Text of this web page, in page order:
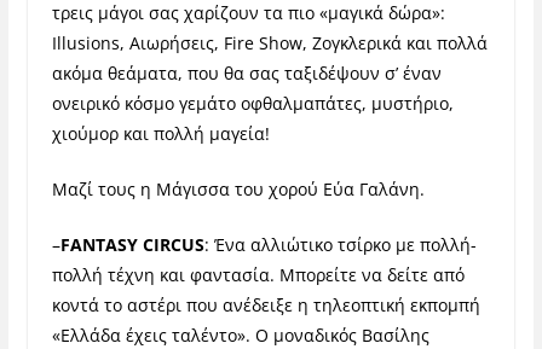
τρεις μάγοι σας χαρίζουν τα πιο «μαγικά δώρα»:
Illusions, Αιωρήσεις, Fire Show, Ζογκλερικά και πολλά
ακόμα θεάματα, που θα σας ταξιδέψουν σ’ έναν
ονειρικό κόσμο γεμάτο οφθαλμαπάτες, μυστήριο,
χιούμορ και πολλή μαγεία!
Μαζί τους η Μάγισσα του χορού Εύα Γαλάνη.
–FANTASY CIRCUS: Ένα αλλιώτικο τσίρκο με πολλή-
πολλή τέχνη και φαντασία. Μπορείτε να δείτε από
κοντά το αστέρι που ανέδειξε η τηλεοπτική εκπομπή
«Ελλάδα έχεις ταλέντο». Ο μοναδικός Βασίλης